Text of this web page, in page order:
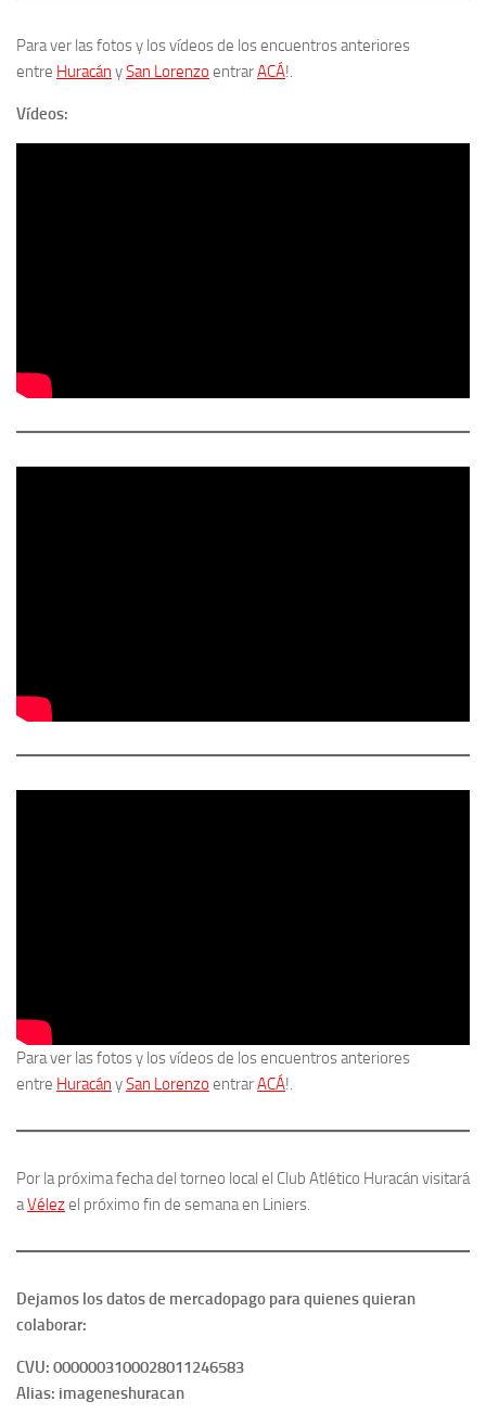
Para ver las fotos y los vídeos de los encuentros anteriores
entre Huracán ySan Lorenzo entrarACÁ!.
Vídeos:
Para ver las fotos y los vídeos de los encuentros anteriores
entre Huracán ySan Lorenzo entrarACÁ!.
Por la próxima fecha del torneo local el Club Atlético Huracán visitará
aVélezel próximo fin de semana en Liniers.
Dejamos los datos de mercadopago para quienes quieran
colaborar:
CVU: 0000003100028011246583
Alias: imageneshuracan